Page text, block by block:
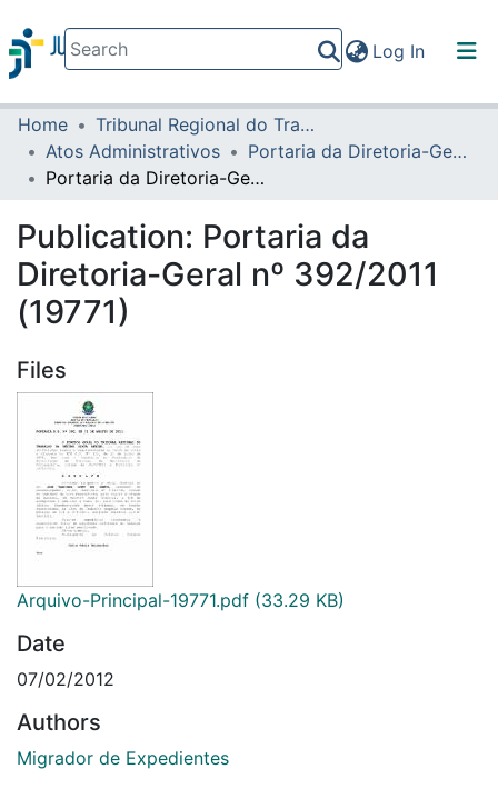
Log In(current)
Communities & Collections
All of DSpace
Home
Tribunal Regional do Trabalho da 16ª Região
Atos Administrativos
Portaria da Diretoria-Geral
Portaria da Diretoria-Geral nº 392/2011 (19771)
Publication: Portaria da
Diretoria-Geral nº 392/2011
(19771)
Files
Arquivo-Principal-19771.pdf (33.29 KB)
Date
07/02/2012
Authors
Migrador de Expedientes